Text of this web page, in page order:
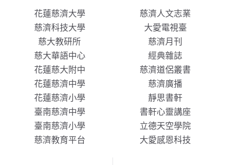
花蓮慈濟大學
慈濟科技大學
慈大教研所
慈大華語中心
花蓮慈大附中
花蓮慈濟中學
花蓮慈濟小學
臺南慈濟中學
臺南慈濟小學
慈濟教育平台
慈濟人文志業
大愛電視臺
慈濟月刊
經典雜誌
慈濟道侶叢書
慈濟廣播
靜思書軒
書軒心靈講座
立德天空學院
大愛感恩科技